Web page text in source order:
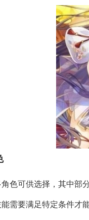
色可供选择，其中部
需要满足特定条件才